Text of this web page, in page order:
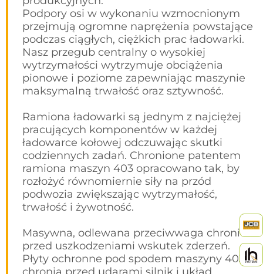
Podpory osi w wykonaniu wzmocnionym
przejmują ogromne naprężenia powstające
podczas ciągłych, ciężkich prac ładowarki.
Nasz przegub centralny o wysokiej
wytrzymałości wytrzymuje obciążenia
pionowe i poziome zapewniając maszynie
maksymalną trwałość oraz sztywność.
Ramiona ładowarki są jednym z najciężej
pracujących komponentów w każdej
ładowarce kołowej odczuwając skutki
codziennych zadań. Chronione patentem
ramiona maszyn 403 opracowano tak, by
rozłożyć równomiernie siły na przód
podwozia zwiększając wytrzymałość,
trwałość i żywotność.
Masywna, odlewana przeciwwaga chroni
przed uszkodzeniami wskutek zderzeń.
Płyty ochronne pod spodem maszyny 403